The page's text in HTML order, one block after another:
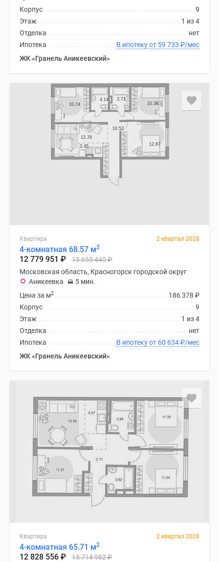
9
Корпус
1 из 4
Этаж
нет
Отделка
В ипотеку от 59 733 ₽/мес
Ипотека
ЖК «Гранель Аникеевский»
Квартира 2 квартал 2028
4-комнатная 68.57 м2
12 779 951 ₽ 15 655 440₽
Московская область, Красногорск городской округ
Аникеевка
5 мин.
186 378 ₽
Цена за м2
9
Корпус
1 из 4
Этаж
нет
Отделка
В ипотеку от 60 634₽/мес
Ипотека
ЖК «Гранель Аникеевский»
Квартира 2 квартал 2028
4-комнатная 65.71 м2
12 828 556 ₽ 15 714 982₽